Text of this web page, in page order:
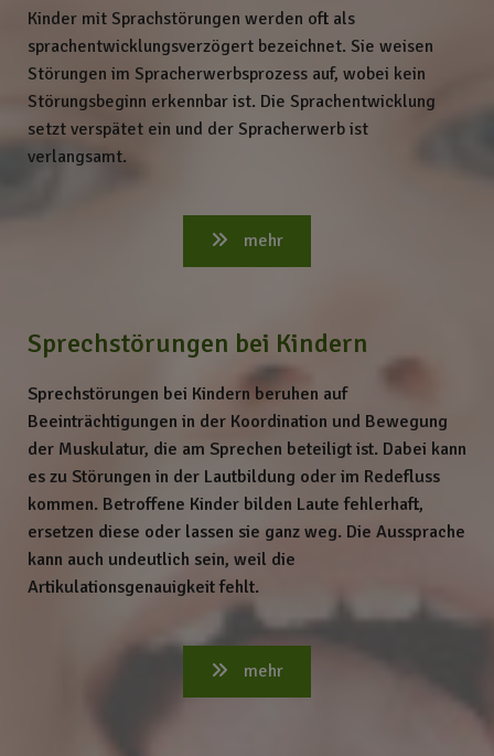
Kinder mit Sprachstörungen werden oft als
sprachentwicklungsverzögert bezeichnet. Sie weisen
Störungen im Spracherwerbsprozess auf, wobei kein
Störungsbeginn erkennbar ist. Die Sprachentwicklung
setzt verspätet ein und der Spracherwerb ist
verlangsamt.
mehr
Sprechstörungen bei Kindern
Sprechstörungen bei Kindern beruhen auf
Beeinträchtigungen in der Koordination und Bewegung
der Muskulatur, die am Sprechen beteiligt ist. Dabei kann
es zu Störungen in der Lautbildung oder im Redefluss
kommen. Betroffene Kinder bilden Laute fehlerhaft,
ersetzen diese oder lassen sie ganz weg. Die Aussprache
kann auch undeutlich sein, weil die
Artikulationsgenauigkeit fehlt.
mehr